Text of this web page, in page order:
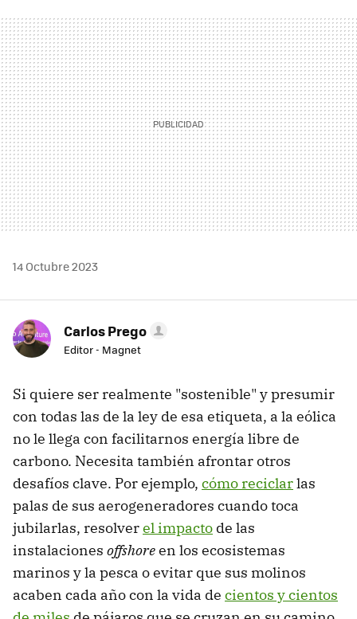
MAIL
14 Octubre 2023
Carlos Prego
Editor - Magnet
Si quiere ser realmente "sostenible" y presumir
con todas las de la ley de esa etiqueta, a la eólica
no le llega con facilitarnos energía libre de
carbono. Necesita también afrontar otros
desafíos clave. Por ejemplo, cómo reciclarlas
palas de sus aerogeneradores cuando toca
jubilarlas, resolverel impacto de las
instalaciones offshoreen los ecosistemas
marinos y la pesca o evitar que sus molinos
acaben cada año con la vida de cientos y cientos